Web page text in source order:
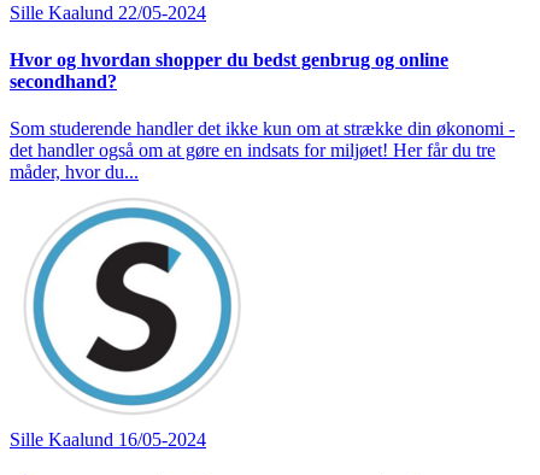
Sille Kaalund 22/05-2024
Hvor og hvordan shopper du bedst genbrug og online
secondhand?
Som studerende handler det ikke kun om at strække din økonomi -
det handler også om at gøre en indsats for miljøet! Her får du tre
måder, hvor du...
Sille Kaalund 16/05-2024